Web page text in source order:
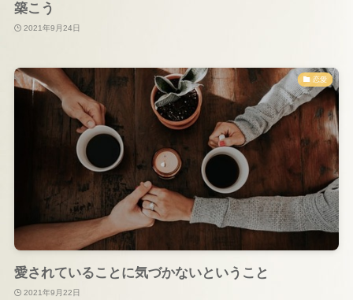
築こう
2021年9月24日
恋愛
愛されていることに気づかないということ
2021年9月22日